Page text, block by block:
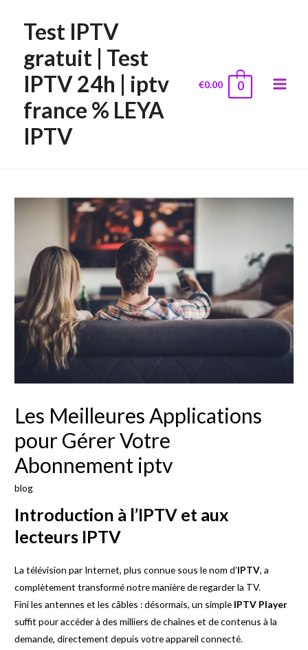
Test IPTV
gratuit | Test
IPTV 24h | iptv
france % LEYA
IPTV
€0.00 0
Les Meilleures Applications
pour Gérer Votre
Abonnement iptv
blog
Introduction à l’IPTV et aux
lecteurs IPTV
La télévision par Internet, plus connue sous le nom d’IPTV, a
complètement transformé notre manière de regarder la TV.
Fini les antennes et les câbles : désormais, un simple IPTV Player
suffit pour accéder à des milliers de chaînes et de contenus à la
demande, directement depuis votre appareil connecté.